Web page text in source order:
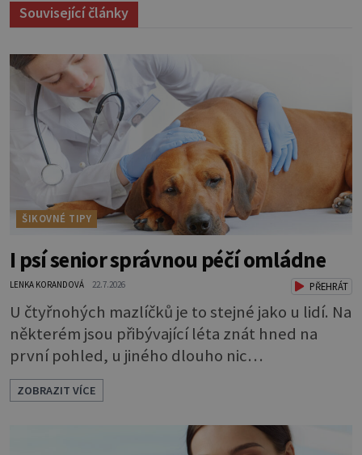
Související články
ŠIKOVNÉ TIPY
I psí senior správnou péčí omládne
LENKA KORANDOVÁ 22.7.2026 PŘEHRÁT
U čtyřnohých mazlíčků je to stejné jako u lidí. Na
některém jsou přibývající léta znát hned na
první pohled, u jiného dlouho nic
nezaznamenáte. Přesto byste si měli staršího
psa více všímat, aby vám neunikly důležité
signály, že něco není v pořádku. Včasná péče
mu může prodloužit i zkvalitnit život. Hůře
ZOBRAZIT VÍCE